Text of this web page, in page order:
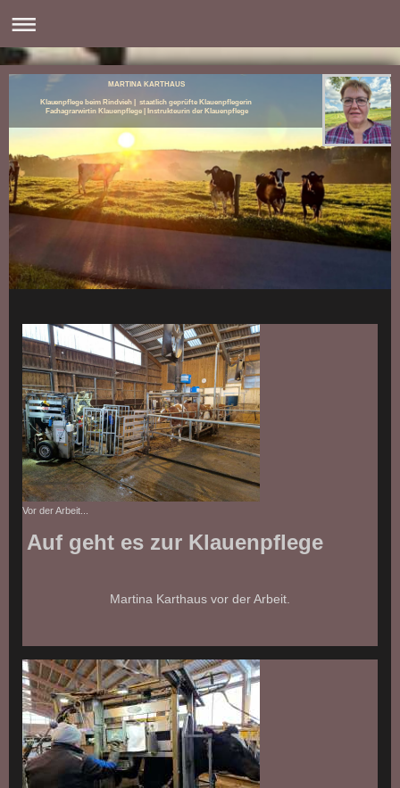
MARTINA KARTHAUS
Klauenpflege beim Rindvieh | staatlich geprüfte Klauenpflegerin
Fachagrarwirtin Klauenpflege | Instrukteurin der Klauenpflege
Vor der Arbeit...
Auf geht es zur Klauenpflege
Martina Karthaus vor der Arbeit.